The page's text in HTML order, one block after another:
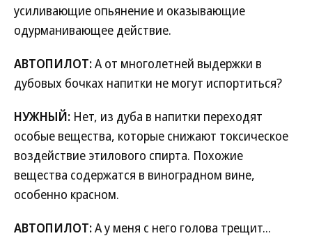
усиливающие опьянение и оказывающие
одурманивающее действие.
АВТОПИЛОТ:А от многолетней выдержки в
дубовых бочках напитки не могут испортиться?
НУЖНЫЙ: Нет, из дуба в напитки переходят
особые вещества, которые снижают токсическое
воздействие этилового спирта. Похожие
вещества содержатся в виноградном вине,
особенно красном.
АВТОПИЛОТ:А у меня с него голова трещит...